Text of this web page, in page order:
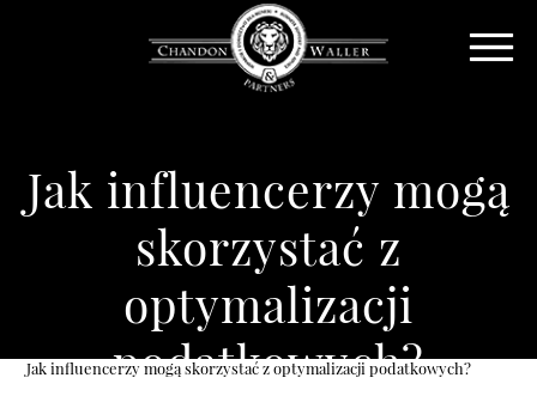
Jak influencerzy mogą
skorzystać z
optymalizacji
podatkowych?
Jak influencerzy mogą skorzystać z optymalizacji podatkowych?